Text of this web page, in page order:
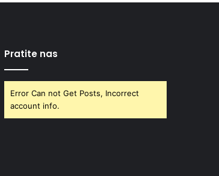
Pratite nas
Error Can not Get Posts, Incorrect
account info.